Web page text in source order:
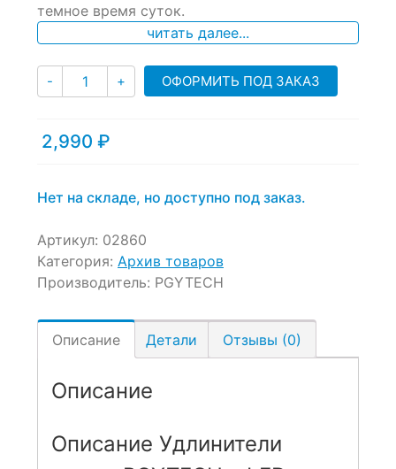
темное время суток.
читать далее...
- Количество
+ ОФОРМИТЬ ПОД ЗАКАЗ
2,990 ₽
Нет на складе, но доступно под заказ.
Артикул: 02860
Категория: Архив товаров
Производитель: PGYTECH
Описание Детали Отзывы (0)
Описание
Описание Удлинители